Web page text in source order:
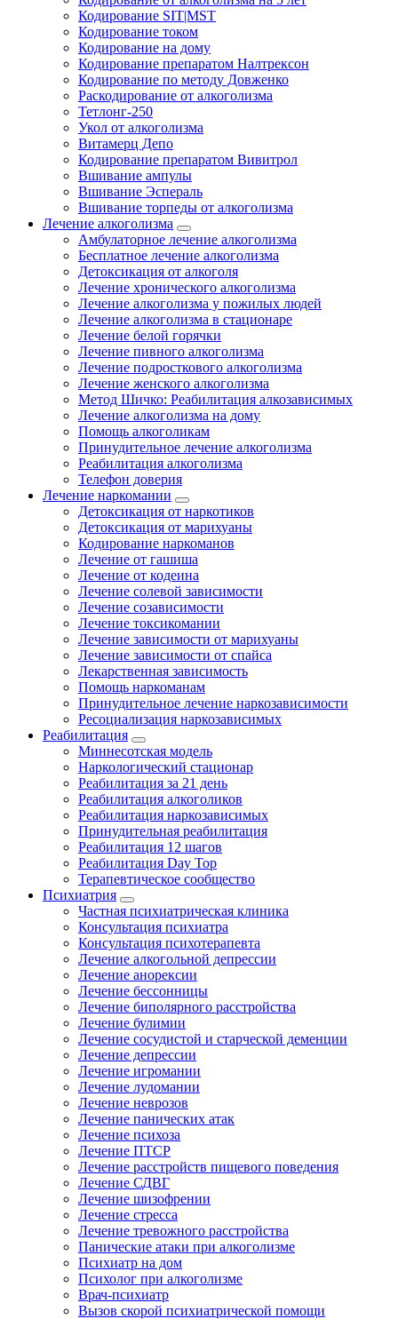
Кодирование SIT|MST
Кодирование током
Кодирование на дому
Кодирование препаратом Налтрексон
Кодирование по методу Довженко
Раскодирование от алкоголизма
Тетлонг-250
Укол от алкоголизма
Витамерц Депо
Кодирование препаратом Вивитрол
Вшивание ампулы
Вшивание Эспераль
Вшивание торпеды от алкоголизма
Лечение алкоголизма
Амбулаторное лечение алкоголизма
Бесплатное лечение алкоголизма
Детоксикация от алкоголя
Лечение хронического алкоголизма
Лечение алкоголизма у пожилых людей
Лечение алкоголизма в стационаре
Лечение белой горячки
Лечение пивного алкоголизма
Лечение подросткового алкоголизма
Лечение женского алкоголизма
Метод Шичко: Реабилитация алкозависимых
Лечение алкоголизма на дому
Помощь алкоголикам
Принудительное лечение алкоголизма
Реабилитация алкоголизма
Телефон доверия
Лечение наркомании
Детоксикация от наркотиков
Детоксикация от марихуаны
Кодирование наркоманов
Лечение от гашиша
Лечение от кодеина
Лечение солевой зависимости
Лечение созависимости
Лечение токсикомании
Лечение зависимости от марихуаны
Лечение зависимости от спайса
Лекарственная зависимость
Помощь наркоманам
Принудительное лечение наркозависимости
Ресоциализация наркозависимых
Реабилитация
Миннесотская модель
Наркологический стационар
Реабилитация за 21 день
Реабилитация алкоголиков
Реабилитация наркозависимых
Принудительная реабилитация
Реабилитация 12 шагов
Реабилитация Day Top
Терапевтическое сообщество
Психиатрия
Частная психиатрическая клиника
Консультация психиатра
Консультация психотерапевта
Лечение алкогольной депрессии
Лечение анорексии
Лечение бессонницы
Лечение биполярного расстройства
Лечение булимии
Лечение сосудистой и старческой деменции
Лечение депрессии
Лечение игромании
Лечение лудомании
Лечение неврозов
Лечение панических атак
Лечение психоза
Лечение ПТСР
Лечение расстройств пищевого поведения
Лечение СДВГ
Лечение шизофрении
Лечение стресса
Лечение тревожного расстройства
Панические атаки при алкоголизме
Психиатр на дом
Психолог при алкоголизме
Врач-психиатр
Вызов скорой психиатрической помощи